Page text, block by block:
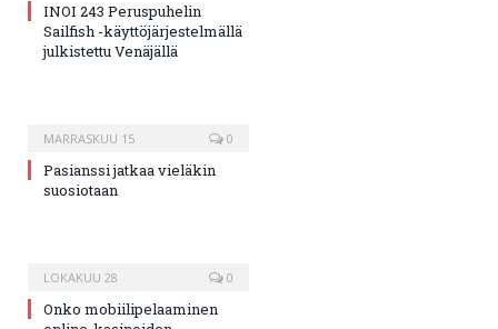
INOI 243 Peruspuhelin
Sailfish -käyttöjärjestelmällä
julkistettu Venäjällä
MARRASKUU 15 0
Pasianssi jatkaa vieläkin
suosiotaan
LOKAKUU 28 0
Onko mobiilipelaaminen